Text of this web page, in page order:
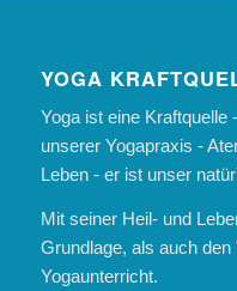
YOGA
Yoga ist eine Kraftquelle
unserer Yogapraxis -
Leben - er ist unser
Mit seiner Heil- und
Grundlage, als auch
Yogaunterricht.